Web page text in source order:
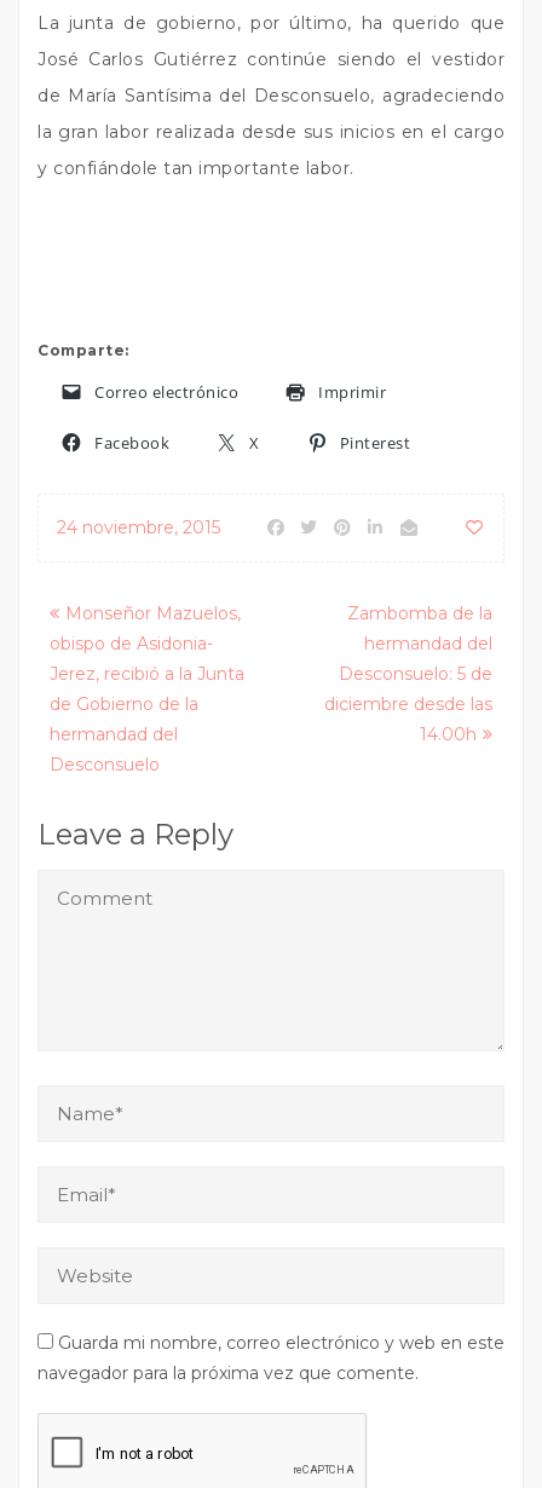
La junta de gobierno, por último, ha querido que
José Carlos Gutiérrez continúe siendo el vestidor
de María Santísima del Desconsuelo, agradeciendo
la gran labor realizada desde sus inicios en el cargo
y confiándole tan importante labor.
Comparte:
Correo electrónico Imprimir
Facebook X Pinterest
24 noviembre, 2015
Posts
navigation
Monseñor Mazuelos,
obispo de Asidonia-
Jerez, recibió a la Junta
de Gobierno de la
hermandad del
Desconsuelo
Zambomba de la
hermandad del
Desconsuelo: 5 de
diciembre desde las
14.00h
Leave a Reply
Guarda mi nombre, correo electrónico y web en este
navegador para la próxima vez que comente.